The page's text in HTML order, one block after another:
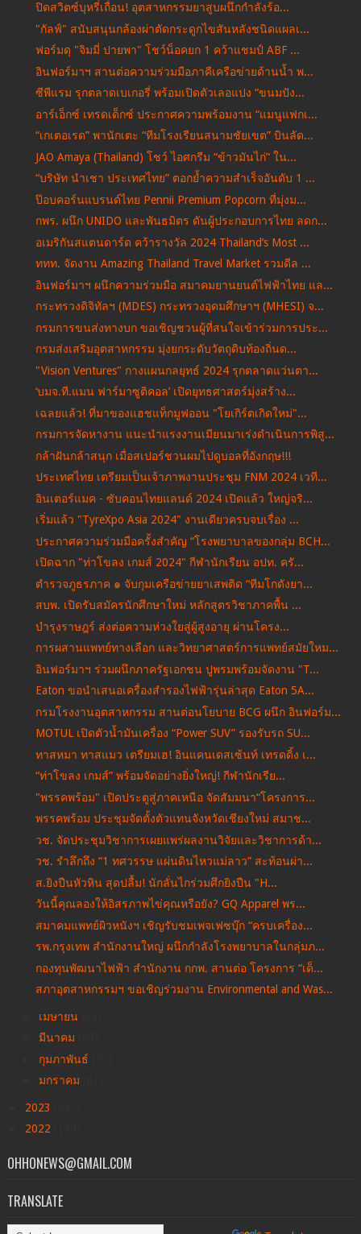
ปิดสวิตซ์บุหรี่เถื่อน! อุตสาหกรรมยาสูบผนึกกำลังร้อ...
"กัลฟ์" สนับสนุนกล้องผ่าตัดกระดูกไขสันหลังชนิดแผลเ...
ฟอร์มดุ "จิมมี่ ปายพา" โชว์น็อคยก 1 คว้าแชมป์ ABF ...
อินฟอร์มาฯ สานต่อความร่วมมือภาคีเครือข่ายด้านน้ำ พ...
ซีพีแรม รุกตลาดเบเกอรี่ พร้อมเปิดตัวเลอแปง “ขนมปัง...
อาร์เอ็กซ์ เทรดเด็กซ์ ประกาศความพร้อมงาน “แมนูแฟกเ...
“เกเตอเรด” พานักเตะ “ทีมโรงเรียนสนามชัยเขต” บินลัด...
JAO Amaya (Thailand) โชว์ ไอศกรีม “ข้าวมันไก่” ใน...
“บริษัท นำเชา ประเทศไทย” ตอกย้ำความสำเร็จอันดับ 1 ...
ป๊อบคอร์นแบรนด์ไทย Pennii Premium Popcorn ที่มุ่งม...
กพร. ผนึก UNIDO และพันธมิตร ดันผู้ประกอบการไทย ลดก...
อเมริกันสแตนดาร์ด คว้ารางวัล 2024 Thailand’s Most ...
ททท. จัดงาน Amazing Thailand Travel Market รวมดีล ...
อินฟอร์มาฯ ผนึกความร่วมมือ สมาคมยานยนต์ไฟฟ้าไทย แล...
กระทรวงดิจิทัลฯ (MDES) กระทรวงอุดมศึกษาฯ (MHESI) จ...
กรมการขนส่งทางบก ขอเชิญชวนผู้ที่สนใจเข้าร่วมการประ...
กรมส่งเสริมอุตสาหกรรม มุ่งยกระดับวัตถุดิบท้องถิ่นด...
"Vision Ventures" กางแผนกลยุทธ์ 2024 รุกตลาดแว่นตา...
‘บมจ.ที.แมน ฟาร์มาซูติคอล’ เปิดยุทธศาสตร์มุ่งสร้าง...
เฉลยแล้ว! ที่มาของแฮชแท็กมูฟออน "โยเกิร์ตเกิดใหม่"...
กรมการจัดหางาน แนะนำแรงงานเมียนมาเร่งดำเนินการพิสู...
กล้าฝันกล้าสนุก เมื่อสเปอร์ชวนผมไปดูบอลที่อังกฤษ!!!
ประเทศไทย เตรียมเป็นเจ้าภาพงานประชุม FNM 2024 เวที...
อินเตอร์แมค - ซับคอนไทยแลนด์ 2024 เปิดแล้ว ใหญ่จริ...
เริ่มแล้ว "TyreXpo Asia 2024" งานเดียวครบจบเรื่อง ...
ประกาศความร่วมมือครั้งสำคัญ “โรงพยาบาลของกลุ่ม BCH...
เปิดฉาก "ท่าโขลง เกมส์ 2024" กีฬานักเรียน อปท. ครั...
ตำรวจภูธรภาค ๑ จับกุมเครือข่ายยาเสพติด “ทีมโกดังยา...
สบพ. เปิดรับสมัครนักศึกษาใหม่ หลักสูตรวิชาภาคพื้น ...
บำรุงราษฎร์ ส่งต่อความห่วงใยสู่ผู้สูงอายุ ผ่านโครง...
การผสานแพทย์ทางเลือก และวิทยาศาสตร์การแพทย์สมัยใหม...
อินฟอร์มาฯ ร่วมผนึกภาครัฐเอกชน ปูพรมพร้อมจัดงาน "T...
Eaton ขอนำเสนอเครื่องสำรองไฟฟ้ารุ่นล่าสุด Eaton 5A...
กรมโรงงานอุตสาหกรรม สานต่อนโยบาย BCG ผนึก อินฟอร์ม...
MOTUL เปิดตัวน้ำมันเครื่อง “Power SUV” รองรับรถ SU...
ทาสหมา ทาสแมว เตรียมเฮ! อินแคนเดสเซ้นท์ เทรดดิ้ง เ...
“ท่าโขลง เกมส์” พร้อมจัดอย่างยิ่งใหญ่! กีฬานักเรีย...
"พรรคพร้อม" เปิดประตูสู่ภาคเหนือ จัดสัมมนา“โครงการ...
พรรคพร้อม ประชุมจัดตั้งตัวแทนจังหวัดเชียงใหม่ สมาช...
วช. จัดประชุมวิชาการเผยแพร่ผลงานวิจัยและวิชาการด้า...
วช. รำลึกถึง “1 ทศวรรษ แผ่นดินไหวแม่ลาว” สะท้อนผ่า...
ส.ยิงปืนหัวหิน สุดปลื้ม! นักลั่นไกร่วมศึกยิงปืน "H...
วันนี้คุณลองให้อิสรภาพไข่คุณหรือยัง? GQ Apparel พร...
สมาคมแพทย์ผิวหนังฯ เชิญรับชมเพจเฟซบุ๊ก “ครบเครื่อง...
รพ.กรุงเทพ สำนักงานใหญ่ ผนึกกำลังโรงพยาบาลในกลุ่มภ...
กองทุนพัฒนาไฟฟ้า สำนักงาน กกพ. สานต่อ โครงการ “เด็...
สภาอุตสาหกรรมฯ ขอเชิญร่วมงาน Environmental and Was...
เมษายน
มีนาคม
กุมภาพันธ์
มกราคม
2023
2022
OHHONEWS@GMAIL.COM
TRANSLATE